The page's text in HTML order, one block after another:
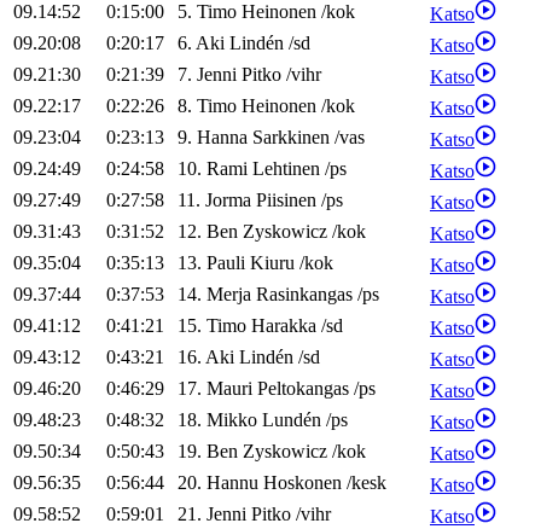
09.14:52
0:15:00 5. Timo Heinonen /kok
Katso
09.20:08
0:20:17 6. Aki Lindén /sd
Katso
09.21:30
0:21:39 7. Jenni Pitko /vihr
Katso
09.22:17
0:22:26 8. Timo Heinonen /kok
Katso
09.23:04
0:23:13 9. Hanna Sarkkinen /vas
Katso
09.24:49
0:24:58 10. Rami Lehtinen /ps
Katso
09.27:49
0:27:58 11. Jorma Piisinen /ps
Katso
09.31:43
0:31:52 12. Ben Zyskowicz /kok
Katso
09.35:04
0:35:13 13. Pauli Kiuru /kok
Katso
09.37:44
0:37:53 14. Merja Rasinkangas /ps
Katso
09.41:12
0:41:21 15. Timo Harakka /sd
Katso
09.43:12
0:43:21 16. Aki Lindén /sd
Katso
09.46:20
0:46:29 17. Mauri Peltokangas /ps
Katso
09.48:23
0:48:32 18. Mikko Lundén /ps
Katso
09.50:34
0:50:43 19. Ben Zyskowicz /kok
Katso
09.56:35
0:56:44 20. Hannu Hoskonen /kesk
Katso
09.58:52
0:59:01 21. Jenni Pitko /vihr
Katso